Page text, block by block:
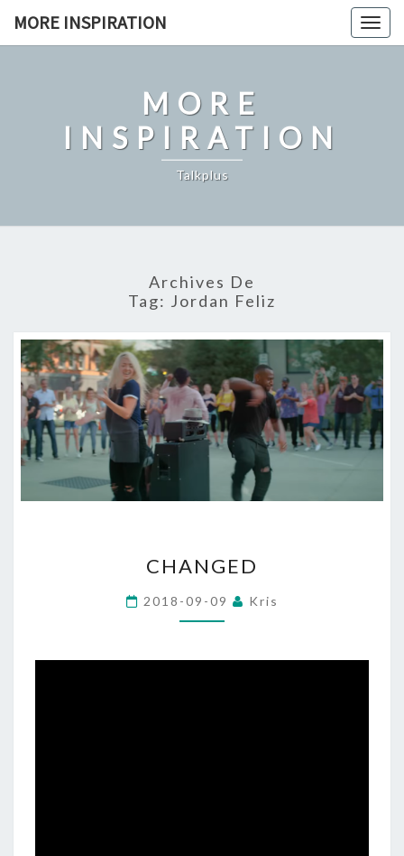
MORE INSPIRATION
MORE
INSPIRATION
Talkplus
Archives De
Tag: Jordan Feliz
CHANGED
2018-09-09 Kris